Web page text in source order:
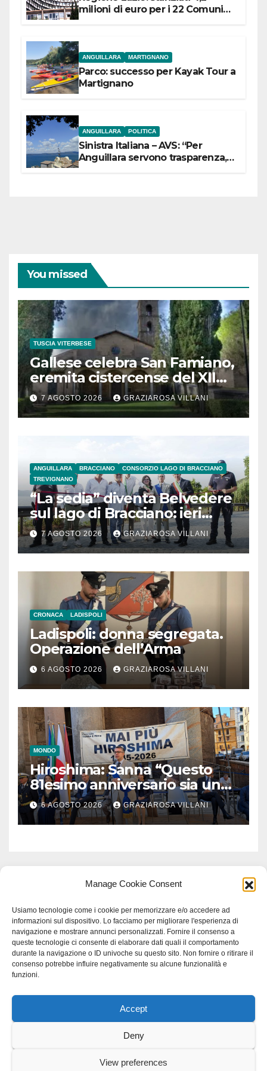
Manage Cookie Consent
Usiamo tecnologie come i cookie per memorizzare e/o accedere ad
informazioni sul dispositivo. Lo facciamo per migliorare l'esperienza di
navigazione e mostrare annunci personalizzati. Fornire il consenso a
queste tecnologie ci consente di elaborare dati quali il comportamento
durante la navigazione o ID univoche su questo sito. Non fornire o ritirare il
consenso potrebbe influire negativamente su alcune funzionalità e
funzioni.
Accept
Deny
View preferences
milioni di euro per i 22 Comuni
ANGUILLARA MARTIGNANO
Parco: successo per Kayak Tour a
Martignano
ANGUILLARA POLITICA
Sinistra Italiana – AVS: “Per
Anguillara servono trasparenza,
You missed
TUSCIA VITERBESE
Gallese celebra San Famiano,
eremita cistercense del XII
secolo
7 AGOSTO 2026 GRAZIAROSA VILLANI
ANGUILLARA BRACCIANO
CONSORZIO LAGO DI BRACCIANO
TREVIGNANO
“La sedia” diventa Belvedere
sul lago di Bracciano: ieri
l’inaugurazione
7 AGOSTO 2026 GRAZIAROSA VILLANI
CRONACA LADISPOLI
Ladispoli: donna segregata.
Operazione dell’Arma
6 AGOSTO 2026 GRAZIAROSA VILLANI
MONDO
Hiroshima: Sanna “Questo
81esimo anniversario sia un
monito per tutti”
6 AGOSTO 2026 GRAZIAROSA VILLANI
Proudly powered by WordPress|Tema: Newspaperex di
Scienzastudio specialistico bracciano